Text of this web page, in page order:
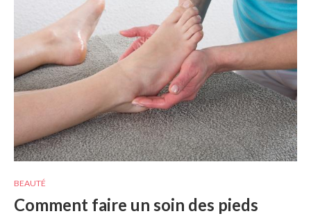
BEAUTÉ
Comment faire un soin des pieds